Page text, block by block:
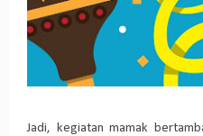
Jadi, kegiatan mamak